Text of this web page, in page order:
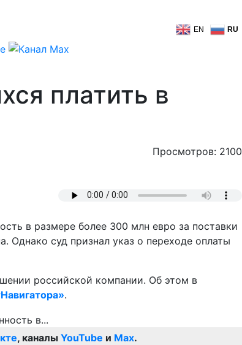
EN RU
платить в
Просмотров: 2100
в размере более 300 млн евро за поставки
Однако суд признал указ о переходе оплаты
российской компании. Об этом в
.
, каналы YouTube и Max.